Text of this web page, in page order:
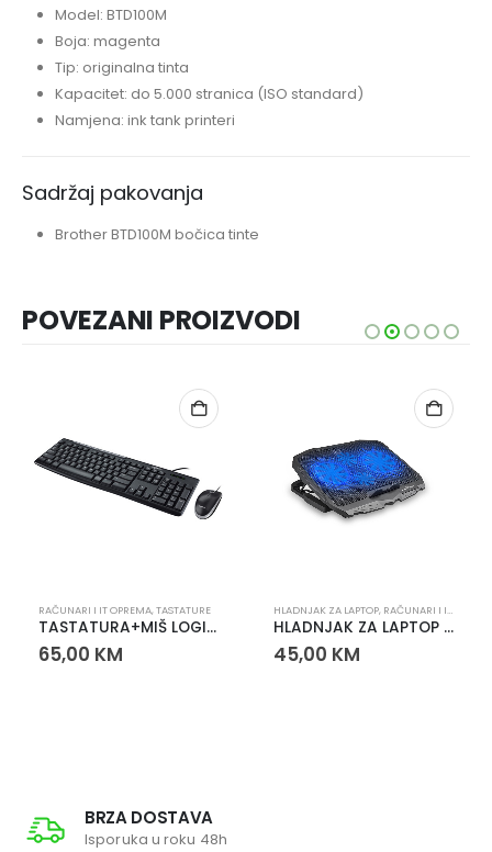
Model: BTD100M
Boja: magenta
Tip: originalna tinta
Kapacitet: do 5.000 stranica (ISO standard)
Namjena: ink tank printeri
Sadržaj pakovanja
Brother BTD100M bočica tinte
POVEZANI PROIZVODI
RAČUNARI I IT OPREMA,TASTATURE
TASTATURA+MIŠ LOGITECH MK200
65,00 KM
HLADNJAK ZA LAPTOP, RAČUNARI I IT OPREMA
HLADNJAK ZA LAPTOP WHITE SHARK ICE WARRIOR
45,00 KM
BRZA DOSTAVA
Isporuka u roku 48h